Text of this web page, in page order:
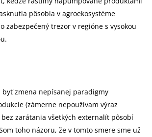
pôsobia v agroekosystéme
zabezpečený trezor v regióne s vysokou
byť zmena nepísanej paradigmy
(zámerne nepoužívam výraz
zarátania všetkých externalít pôsobí
toho názoru, že v tomto smere sme už